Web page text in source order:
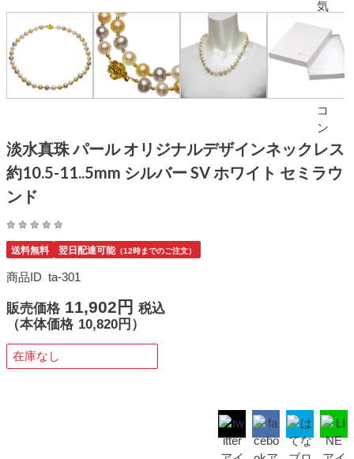
淡水真珠 パール オリジナルデザインネックレス
約10.5-11..5mm シルバー SV ホワイト セミラウ
ンド
送料無料 翌日配達可能（12時までのご注文）
商品ID ta-301
販売価格 11,902円 税込
（本体価格 10,820円）
在庫なし